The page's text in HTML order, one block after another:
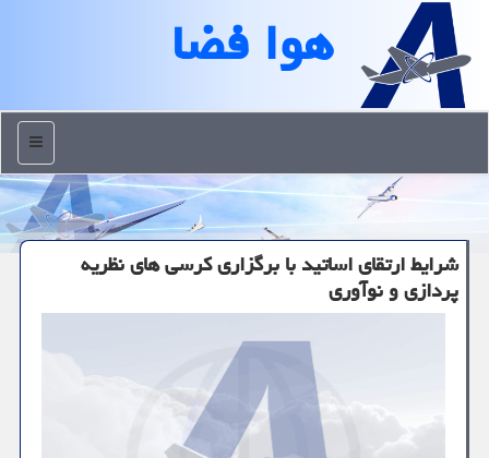
هوا فضا
منو
شرایط ارتقای اساتید با برگزاری كرسی های نظریه
پردازی و نوآوری